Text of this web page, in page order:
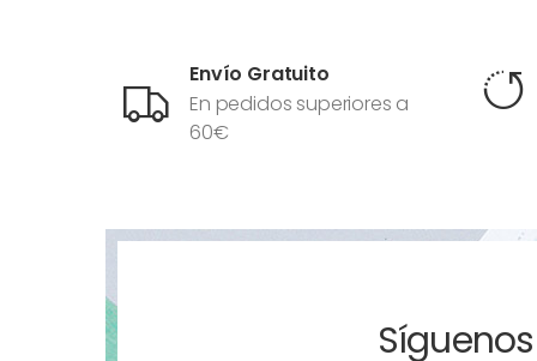
Envío Gratuito
En pedidos superiores a
60€
Síguenos